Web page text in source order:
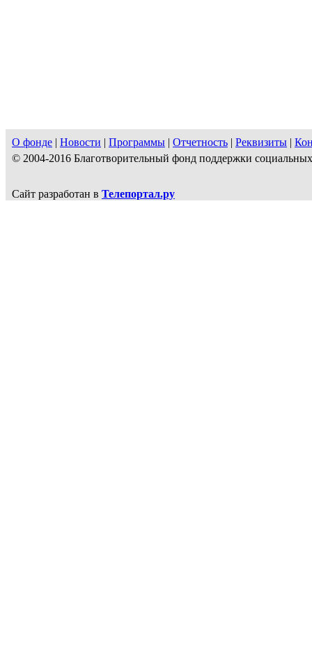
О фонде | Новости | Программы | Отчетность | Реквизиты |
© 2004-2016 Благотворительный фонд поддержки
Сайт разработан в Телепортал.ру